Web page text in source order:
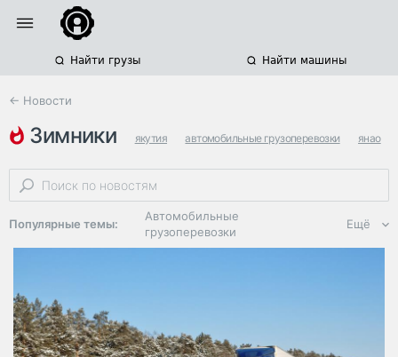
Найти грузы Найти машины
← Новости
зимники якутия автомобильные грузоперевозки янао
Популярные темы:
Автомобильные
грузоперевозки
Дороги,
Ещё